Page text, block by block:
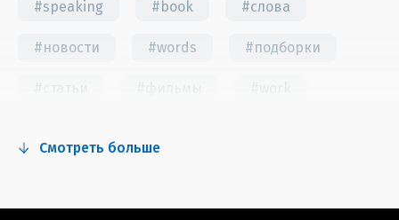
#speaking #book #слова
#новости #words #подборки
#grammar #writing #упражнения
Смотреть больше